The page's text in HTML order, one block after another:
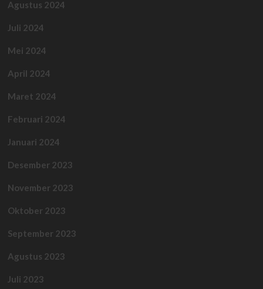
Agustus 2024
Juli 2024
Mei 2024
April 2024
Maret 2024
Februari 2024
Januari 2024
Desember 2023
November 2023
Oktober 2023
September 2023
Agustus 2023
Juli 2023